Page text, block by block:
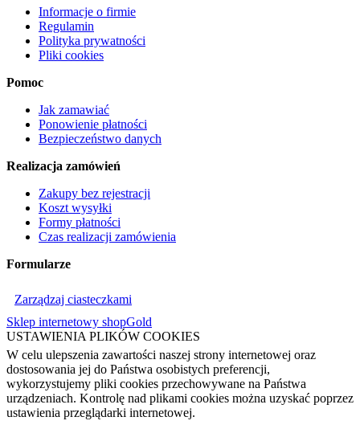
Informacje o firmie
Regulamin
Polityka prywatności
Pliki cookies
Pomoc
Jak zamawiać
Ponowienie płatności
Bezpieczeństwo danych
Realizacja zamówień
Zakupy bez rejestracji
Koszt wysyłki
Formy płatności
Czas realizacji zamówienia
Formularze
Zarządzaj ciasteczkami
Sklep internetowy shopGold
USTAWIENIA PLIKÓW COOKIES
W celu ulepszenia zawartości naszej strony internetowej oraz
dostosowania jej do Państwa osobistych preferencji,
wykorzystujemy pliki cookies przechowywane na Państwa
urządzeniach. Kontrolę nad plikami cookies można uzyskać poprzez
ustawienia przeglądarki internetowej.